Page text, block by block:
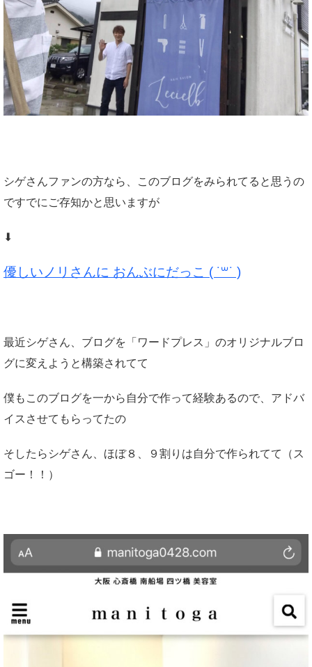
シゲさんファンの方なら、このブログをみられてると思うの
ですでにご存知かと思いますが
⬇︎
優しいノリさんに おんぶにだっこ ( ˙꒳˙ )
最近シゲさん、ブログを「ワードプレス」のオリジナルブロ
グに変えようと構築されてて
僕もこのブログを一から自分で作って経験あるので、アドバ
イスさせてもらってたの
そしたらシゲさん、ほぼ８、９割りは自分で作られてて（ス
ゴー！！）